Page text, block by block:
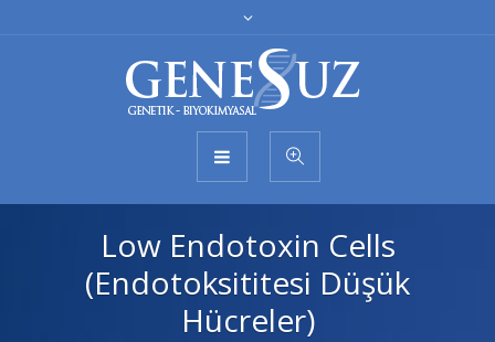
Low Endotoxin Cells
(Endotoksititesi Düşük
Hücreler)